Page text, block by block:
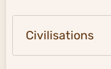
Civilisations